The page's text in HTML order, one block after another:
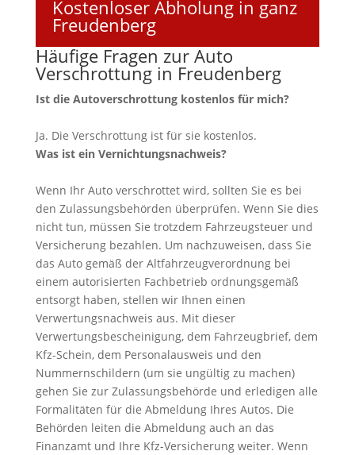
Kostenloser Abholung in ganz
Freudenberg
Häufige Fragen zur Auto
Verschrottung in Freudenberg
Ist die Autoverschrottung kostenlos für mich?
Ja. Die Verschrottung ist für sie kostenlos.
Was ist ein Vernichtungsnachweis?
Wenn Ihr Auto verschrottet wird, sollten Sie es bei
den Zulassungsbehörden überprüfen. Wenn Sie dies
nicht tun, müssen Sie trotzdem Fahrzeugsteuer und
Versicherung bezahlen. Um nachzuweisen, dass Sie
das Auto gemäß der Altfahrzeugverordnung bei
einem autorisierten Fachbetrieb ordnungsgemäß
entsorgt haben, stellen wir Ihnen einen
Verwertungsnachweis aus. Mit dieser
Verwertungsbescheinigung, dem Fahrzeugbrief, dem
Kfz-Schein, dem Personalausweis und den
Nummernschildern (um sie ungültig zu machen)
gehen Sie zur Zulassungsbehörde und erledigen alle
Formalitäten für die Abmeldung Ihres Autos. Die
Behörden leiten die Abmeldung auch an das
Finanzamt und Ihre Kfz-Versicherung weiter. Wenn